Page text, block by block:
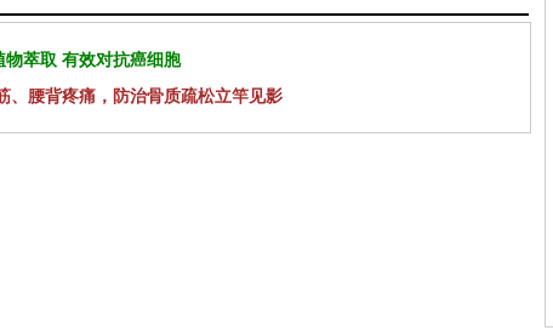
萃取 有效对抗癌细胞
、腰背疼痛，防治骨质疏松立竿见影